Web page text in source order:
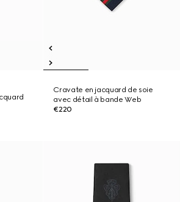
Cravate en jacquard de soie
avec détail à bande Web
€220